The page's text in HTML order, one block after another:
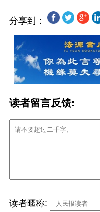
分享到：
读者留言反馈:
读者暱称: